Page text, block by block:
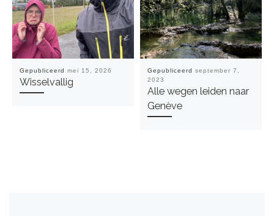
Gepubliceerd mei 15, 2026
Wisselvallig
Gepubliceerd september 7,
2023
Alle wegen leiden naar
Genève